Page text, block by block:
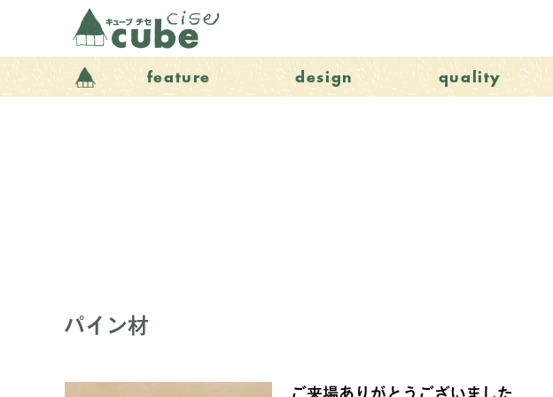
feature design quality
パイン材